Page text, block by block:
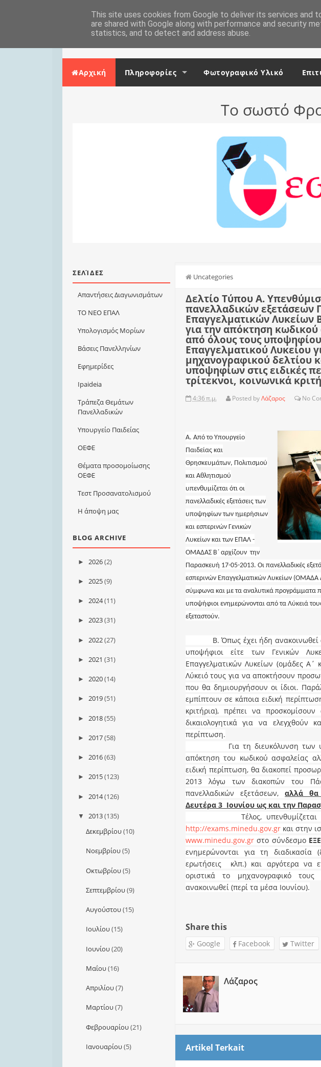
Αρχική Επικοινωνία
Αρχική Πληροφορίες Φωτογραφικό Υλικό
Το σωστό
ΣΕΛΊΔΕΣ
Απαντήσεις Διαγωνισμάτων
ΤΟ ΝΕΟ ΕΠΑΛ
Υπολογισμός Μορίων
Βάσεις Πανελληνίων
Εφημερίδες
Ιpaideia
Τράπεζα Θεμάτων
Πανελλαδικών
Υπουργείο Παιδείας
ΟΕΦΕ
Θέματα προσομοίωσης
ΟΕΦΕ
Τεστ Προσανατολισμού
Η άποψη μας
BLOG ARCHIVE
► 2026(2)
► 2025(9)
► 2024(11)
► 2023(31)
► 2022(27)
► 2021 (31)
► 2020(14)
► 2019(51)
► 2018(55)
► 2017(58)
► 2016(63)
► 2015(123)
► 2014(126)
▼ 2013(135)
Δεκεμβρίου(10)
Νοεμβρίου(5)
Οκτωβρίου(5)
Σεπτεμβρίου(9)
Αυγούστου(15)
Ιουλίου(15)
Ιουνίου(20)
Μαΐου(16)
Απριλίου(7)
Μαρτίου(7)
Φεβρουαρίου(21)
Ιανουαρίου(5)
Uncategories
Δελτίο Τύπου Α.
πανελλαδικών εξετάσεων
Επαγγελματικών Λυκείων
για την απόκτηση
από όλους τους
Επαγγελματικού Λυκείου
μηχανογραφικού δελτίου
υποψηφίων στις ειδικές
τρίτεκνοι, κοινωνικά
4:36 π.μ. Posted byΛάζαρος No
Α. Από το Υπουργείο
Παιδείας και
Θρησκευμάτων, Πολιτισμού
και Αθλητισμού
υπενθυμίζεται ότιοι
πανελλαδικές εξετάσεις των
υποψηφίων των ημερήσιων
και εσπερινών Γενικών
Λυκείων και των ΕΠΑΛ -
ΟΜΑΔΑΣ Β΄ αρχίζουν την
Παρασκευή 17-05-2013. Οι πανελλαδικές
εσπερινών Επαγγελματικών Λυκείων (ΟΜΑΔΑ
σύμφωνα και με τα αναλυτικά προγράμματα
υποψήφιοι ενημερώνονται από τα Λύκειά
εξεταστούν.
Β. Όπως έχει ήδη ανακοινωθεί
υποψήφιοι είτε των Γενικών
Επαγγελματικών Λυκείων (ομάδες
Λύκειό τους για να αποκτήσουν
που θα δημιουργήσουν οι ίδιοι.
εμπίπτουν σε κάποια ειδική
κριτήρια), πρέπει να
δικαιολογητικά για να ελεγχθούν
περίπτωση.
Για τη διευκόλυνση των
απόκτηση του κωδικού ασφαλείας
ειδική περίπτωση, θα διακοπεί
2013 λόγω των διακοπών του
πανελλαδικών εξετάσεων,αλλά θα
Δευτέρα 3 Ιουνίου ως και την
Τέλος, υπενθυμίζεται ότι
http://exams.minedu.gov.grκαι στην
www.minedu.gov.gr στο σύνδεσμο
ενημερώνονται για τη διαδικασία
ερωτήσεις κλπ.) και αργότερα να
οριστικά το μηχανογραφικό
ανακοινωθεί (περί τα μέσα Ιουνίου).
Share this
Google Facebook Twitter
Λάζαρος
Artikel Terkait
This site uses cookies from Google to deliver its services and
are shared with Google along with performance and security
statistics, and to detect and address abuse.